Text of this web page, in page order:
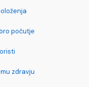
počutje
zdravju